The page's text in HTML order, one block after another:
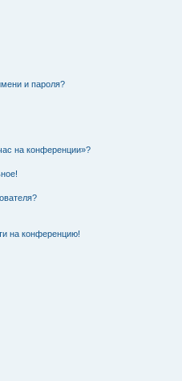
и пароля?
на конференции»?
на конференцию!